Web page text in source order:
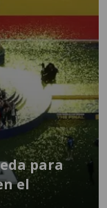
para
el